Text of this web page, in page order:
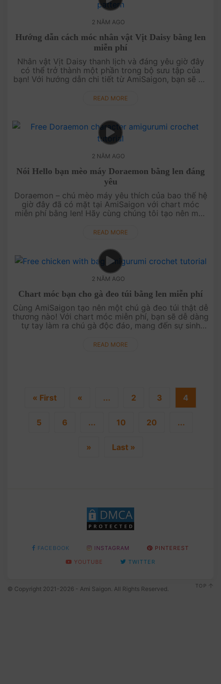
2 NĂM AGO
Hướng dẫn cách móc nhân vật Vịt Daisy bằng len
miễn phí
Nhân vật Vịt Daisy thanh lịch và đáng yêu giờ đây
có thể trở thành một phần trong bộ sưu tập của
bạn! Với hướng dẫn chi tiết từ AmiSaigon, bạn sẽ dễ
nhau khám phá cách l....
READ MORE
2 NĂM AGO
Nói Hello bạn mèo máy Doraemon bằng len đáng
yêu
Doraemon – chú mèo máy yêu thích của bao thế hệ
giờ đây đã có mặt tại AmiSaigon với chart móc
miễn phí bằng len! Hãy cùng chúng tôi tạo nên một
nghĩnh để trang trí góc học t....
READ MORE
2 NĂM AGO
Chart móc bạn cho gà đeo túi bằng len miễn phí
Cùng AmiSaigon tạo nên một chú gà đeo túi thật dễ
thương nào! Với chart móc miễn phí, bạn sẽ dễ dàng
tự tay làm ra chú gà độc đáo, mang đến sự sinh
bạn. Bắt đầu ngay hôm ....
READ MORE
« First « ... 2 3 4
5 6 ... 10 20 ...
» Last »
FACEBOOK INSTAGRAM
PINTEREST
YOUTUBE
TWITTER
© Copyright 2021-2026 - Ami Saigon. All Rights Reserved. TOP